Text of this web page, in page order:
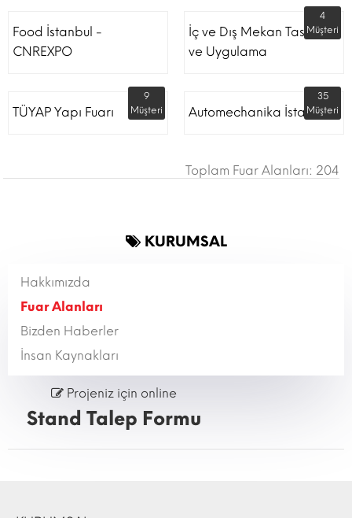
Food İstanbul -
CNREXPO
İç ve Dış Mekan Tasarım
ve Uygulama
4
Müşteri
TÜYAP Yapı Fuarı
9
Müşteri
Automechanika İstanbul
35
Müşteri
Toplam Fuar Alanları: 204
KURUMSAL
Hakkımızda
Fuar Alanları
Bizden Haberler
İnsan Kaynakları
Projeniz için online
Stand Talep Formu